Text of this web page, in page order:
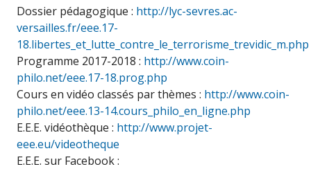
Dossier pédagogique : http://lyc-sevres.ac-
versailles.fr/eee.17-
18.libertes_et_lutte_contre_le_terrorisme_trevidic_m.php
Programme 2017-2018 : http://www.coin-
philo.net/eee.17-18.prog.php
Cours en vidéo classés par thèmes : http://www.coin-
philo.net/eee.13-14.cours_philo_en_ligne.php
E.E.E. vidéothèque : http://www.projet-
eee.eu/videotheque
E.E.E. sur Facebook :